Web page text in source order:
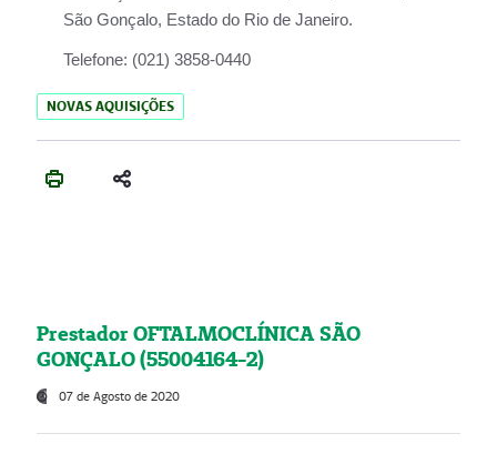
São Gonçalo, Estado do Rio de Janeiro.
Telefone: (021) 3858-0440
NOVAS AQUISIÇÕES
Prestador OFTALMOCLÍNICA SÃO
GONÇALO (55004164-2)
07 de Agosto de 2020